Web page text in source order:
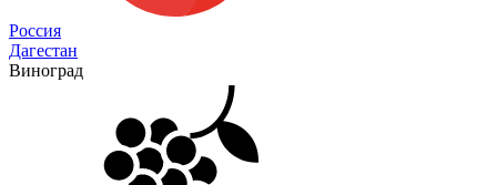
Россия
Дагестан
Виноград